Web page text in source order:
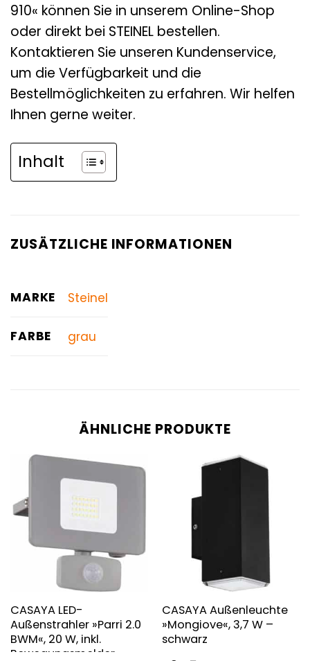
910« können Sie in unserem Online-Shop
oder direkt bei STEINEL bestellen.
Kontaktieren Sie unseren Kundenservice,
um die Verfügbarkeit und die
Bestellmöglichkeiten zu erfahren. Wir helfen
Ihnen gerne weiter.
Inhalt
ZUSÄTZLICHE INFORMATIONEN
MARKE Steinel
FARBE grau
ÄHNLICHE PRODUKTE
CASAYA LED-
Außenstrahler »Parri 2.0
BWM«, 20 W, inkl.
Bewegungsmelder –
CASAYA Außenleuchte
»Mongiove«, 3,7 W –
schwarz